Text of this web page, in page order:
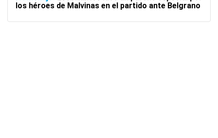
los héroes de Malvinas en el partido ante Belgrano